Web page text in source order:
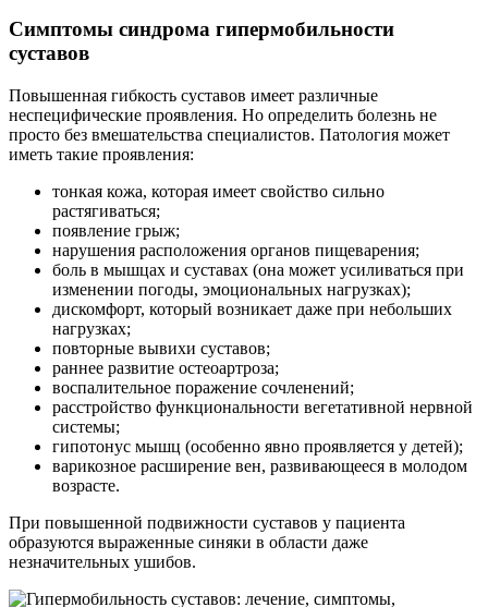
Симптомы синдрома гипермобильности
суставов
Повышенная гибкость суставов имеет различные
неспецифические проявления. Но определить болезнь не
просто без вмешательства специалистов. Патология может
иметь такие проявления:
тонкая кожа, которая имеет свойство сильно
растягиваться;
появление грыж;
нарушения расположения органов пищеварения;
боль в мышцах и суставах (она может усиливаться при
изменении погоды, эмоциональных нагрузках);
дискомфорт, который возникает даже при небольших
нагрузках;
повторные вывихи суставов;
раннее развитие остеоартроза;
воспалительное поражение сочленений;
расстройство функциональности вегетативной нервной
системы;
гипотонус мышц (особенно явно проявляется у детей);
варикозное расширение вен, развивающееся в молодом
возрасте.
При повышенной подвижности суставов у пациента
образуются выраженные синяки в области даже
незначительных ушибов.